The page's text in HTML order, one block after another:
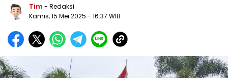
Tim - Redaksi
Kamis, 15 Mei 2025 - 16:37 WIB